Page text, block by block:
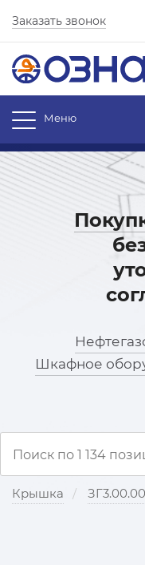
Заказать звонок
Меню
Шкафное
Крышка